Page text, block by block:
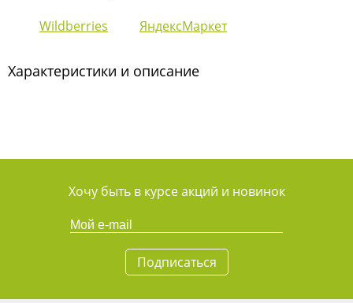
Wildberries ЯндексМаркет
Характеристики и описание
Хочу быть в курсе акций и новинок
Подписаться